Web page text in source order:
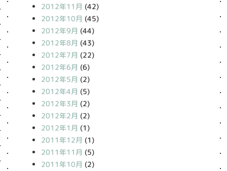
2012年11月 (42)
2012年10月 (45)
2012年9月 (44)
2012年8月 (43)
2012年7月 (22)
2012年6月 (6)
2012年5月 (2)
2012年4月 (5)
2012年3月 (2)
2012年2月 (2)
2012年1月 (1)
2011年12月 (1)
2011年11月 (5)
2011年10月 (2)